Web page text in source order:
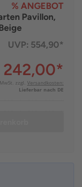
% ANGEBOT
Pavillon,
UVP: 554,90*
242,00*
zzgl. Versandkosten:
Lieferbar nach DE